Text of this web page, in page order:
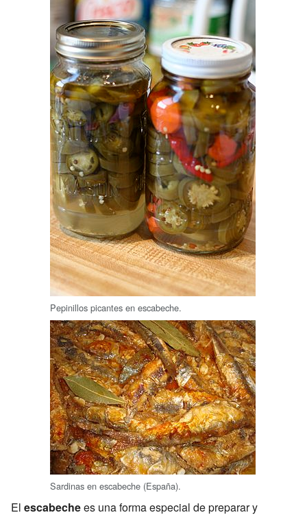
Pepinillos picantes en escabeche.
Sardinas en escabeche (España).
El escabechees una forma especial de preparar y